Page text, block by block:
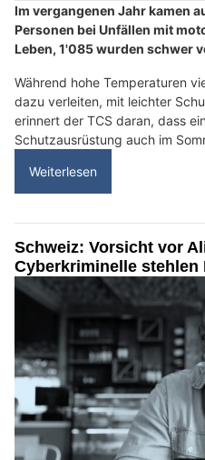
Im vergangenen Jahr kamen
Personen bei Unfällen mit
Leben, 1'085 wurden schwer
Während hohe Temperaturen
dazu verleiten, mit leichter
erinnert der TCS daran, dass
Schutzausrüstung auch im
Weiterlesen
Schweiz: Vorsicht vor
Cyberkriminelle stehlen